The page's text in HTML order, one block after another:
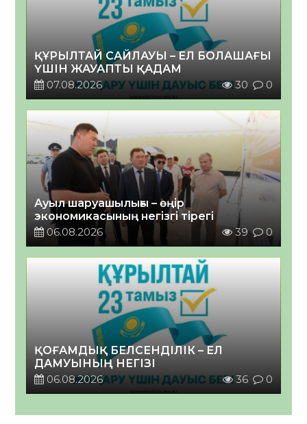
ҚҰРЫЛТАЙ САЙЛАУЫ – ЕЛ БОЛАШАҒЫ
ҮШІН ЖАУАПТЫ ҚАДАМ
07.08.2026
30 0
Ауыл шаруашылығы – өңір
экономикасының негізгі тірегі
06.08.2026
39 0
ҚОҒАМДЫҚ БЕЛСЕНДІЛІК – ЕЛ
ДАМУЫНЫҢ НЕГІЗІ
06.08.2026
36 0